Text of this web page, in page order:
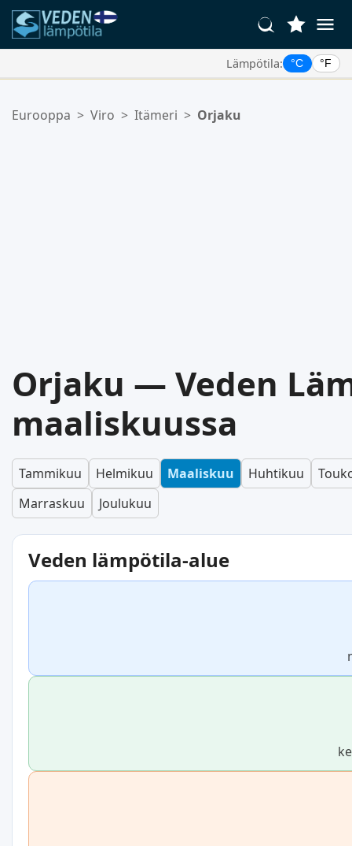
Lämpötila: °C °F
Suosikkilistasi on tyhjä.
Eurooppa > Viro > Itämeri > Orjaku
Orjaku — Veden
maaliskuussa
Tammikuu Helmikuu Maaliskuu Huhtikuu
Marraskuu
Joulukuu
Veden lämpötila-alue